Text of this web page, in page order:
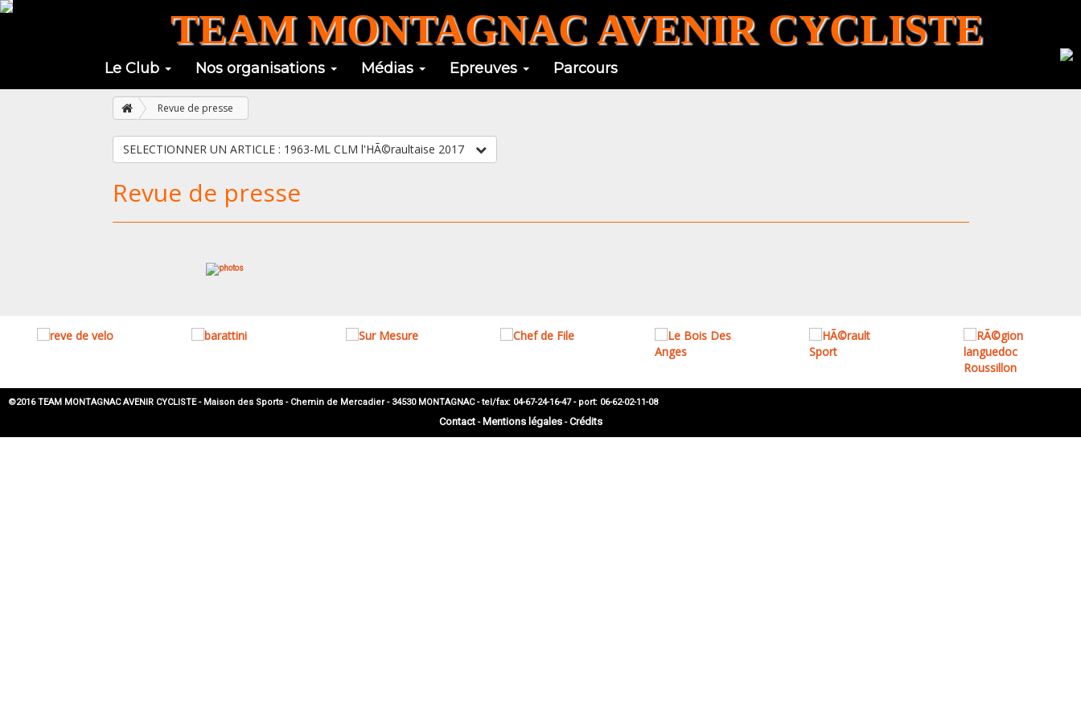
TEAM MONTAGNAC AVENIR CYCLISTE
Le Club Nos organisations Médias Epreuves Parcours
Revue de presse
SELECTIONNER UN ARTICLE : 1963-ML CLM l'HÃ©raultaise 2017
Revue de presse
©2016 TEAM MONTAGNAC AVENIR CYCLISTE - Maison des Sports - Chemin de Mercadier - 34530 MONTAGNAC - tel/fax: 04-67-24-16-47 - port: 06-62-02-11-08
Contact- Mentions légales-Crédits